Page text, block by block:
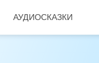
АУДИОСКАЗКИ